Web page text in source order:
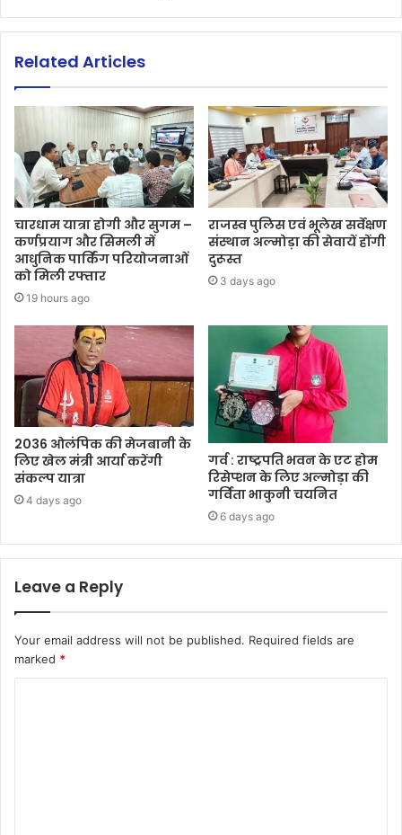
Related Articles
चारधाम यात्रा होगी और सुगम –
कर्णप्रयाग और सिमली में
आधुनिक पार्किंग परियोजनाओं
को मिली रफ्तार
19 hours ago
राजस्व पुलिस एवं भूलेख सर्वेक्षण
संस्थान अल्मोड़ा की सेवायें होंगी
दुरूस्त
3 days ago
2036 ओलंपिक की मेजबानी के
लिए खेल मंत्री आर्या करेंगी
संकल्प यात्रा
4 days ago
गर्व : राष्ट्रपति भवन के एट होम
रिसेप्शन के लिए अल्मोड़ा की
गर्विता भाकुनी चयनित
6 days ago
Leave a Reply
Your email address will not be published. Required fields are
marked *